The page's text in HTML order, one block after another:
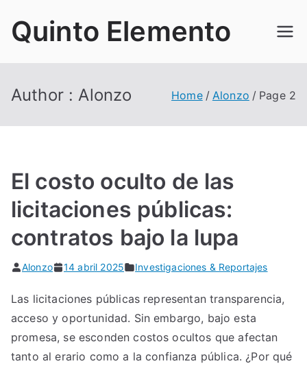
content
Quinto Elemento
Author :Alonzo Home Alonzo Page 2
El costo oculto de las
licitaciones públicas:
contratos bajo la lupa
Alonzo 14 abril 2025 Investigaciones & Reportajes
Las licitaciones públicas representan transparencia,
acceso y oportunidad. Sin embargo, bajo esta
promesa, se esconden costos ocultos que afectan
tanto al erario como a la confianza pública. ¿Por qué